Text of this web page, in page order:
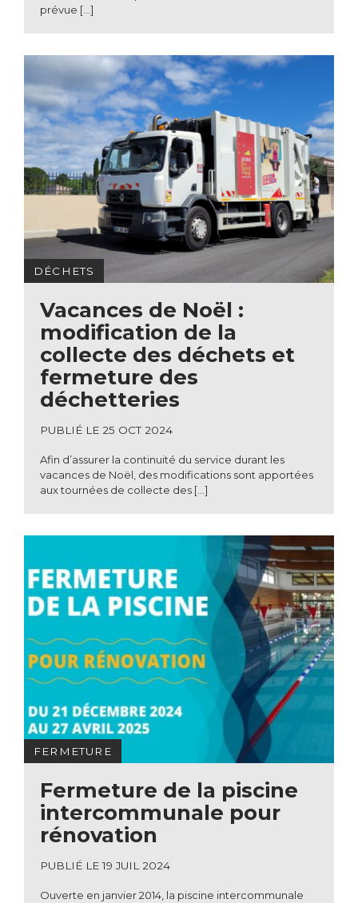
prévue […]
DÉCHETS
Vacances de Noël :
modification de la
collecte des déchets et
fermeture des
déchetteries
PUBLIÉ LE 25 OCT 2024
Afin d’assurer la continuité du service durant les
vacances de Noël, des modifications sont apportées
aux tournées de collecte des […]
FERMETURE
Fermeture de la piscine
intercommunale pour
rénovation
PUBLIÉ LE 19 JUIL 2024
Ouverte en janvier 2014, la piscine intercommunale